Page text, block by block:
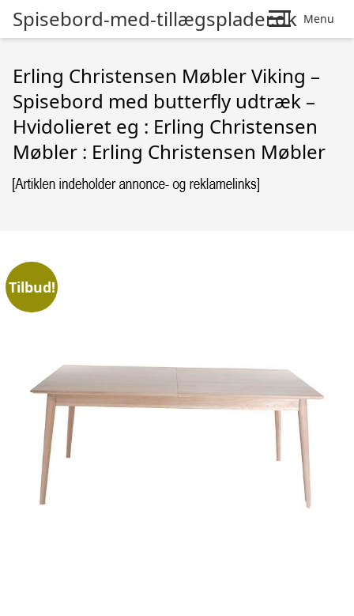
Spisebord-med-tillægsplader.dk Menu
Erling Christensen Møbler Viking –
Spisebord med butterfly udtræk –
Hvidolieret eg : Erling Christensen
Møbler : Erling Christensen Møbler
Tilbud!